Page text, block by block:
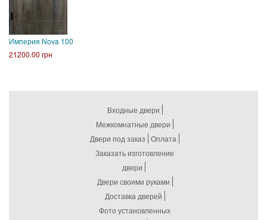
Империя Nova 100
21200.00 грн
Входные двери
Межкомнатные двери
Двери под заказ Оплата
Заказать изготовление
двери
Двери своими руками
Доставка дверей
Фото установленных